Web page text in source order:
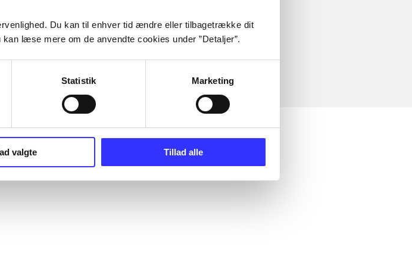
Du kan til enhver tid ændre eller tilbagetrække dit
læse mere om de anvendte cookies under ”Detaljer”.
Statistik Marketing
valgte Tillad alle